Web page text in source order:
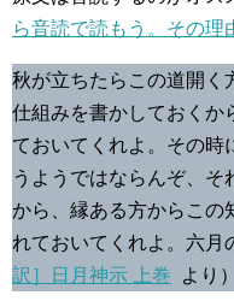
ら音読で読もう。その理
秋が立ちたらこの道開く
仕組みを書かしておくか
ておいてくれよ。その時
うようではならんぞ、そ
から、縁ある方からこの
れておいてくれよ。六月
訳］日月神示 上巻 より）